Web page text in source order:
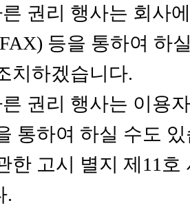
권리 행사는 회사
등을 통하여 하
치하겠습니다.
권리 행사는 이용
통하여 하실 수도
한 고시 별지 제11
.